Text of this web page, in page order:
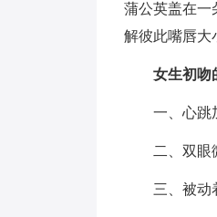
蒲公英盖在一
解彼此嘴唇大
女生初吻
一、心跳
二、双眼
三、被动